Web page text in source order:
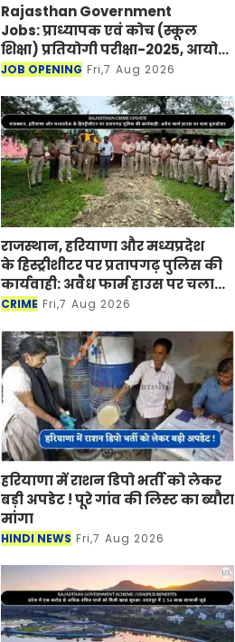
Rajasthan Government
Jobs: प्राध्यापक एवं कोच (स्कूल
शिक्षा) प्रतियोगी परीक्षा-2025, आयोग
ने जारी की हिंदी विषय की विचारित
JOB OPENING Fri,7 Aug 2026
राजस्थान, हरियाणा और मध्यप्रदेश
के हिस्ट्रीशीटर पर प्रतापगढ़ पुलिस की
कार्यवाही: अवैध फार्म हाउस पर चला
बुलडोजर
CRIME Fri,7 Aug 2026
हरियाणा में राशन डिपो भर्ती को लेकर
बड़ी अपडेट ! पूरे गांव की लिस्ट का ब्यौरा
मांगा
HINDI NEWS Fri,7 Aug 2026